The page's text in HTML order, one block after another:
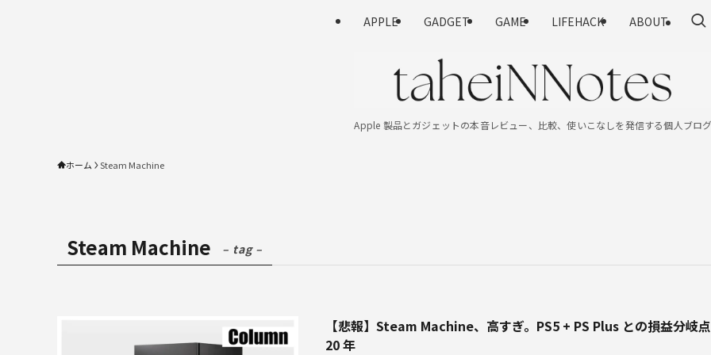
Apple 製品とガジェットの本音レビュー、比較、使いこなしを発信する個人ブロ
APPLE GADGET GAME LIFEHACK ABOUT
ホーム Steam Machine
Steam Machine – tag –
【悲報】Steam Machine、高すぎ。PS5 + PS Plus との損益分岐
20 年